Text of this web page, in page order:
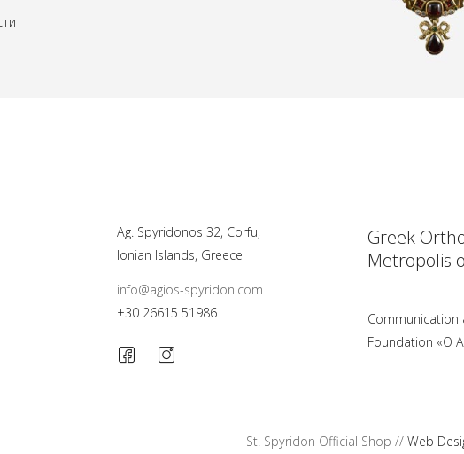
Ag. Spyridonos 32, Corfu,
Ionian Islands, Greece
info@agios-spyridon.com
+30 26615 51986
Greek
Metropolis
Communication
Foundation «O
St. Spyridon Official Shop //Web